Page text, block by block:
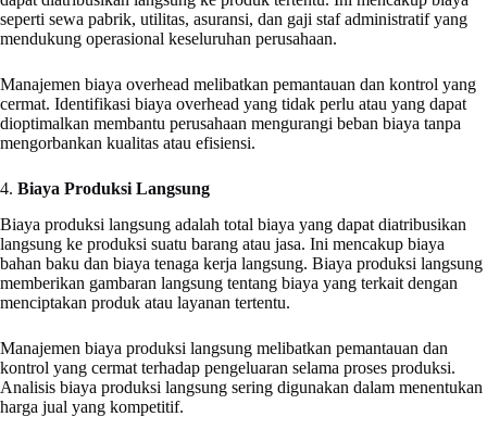
seperti sewa pabrik, utilitas, asuransi, dan gaji staf administratif yang
mendukung operasional keseluruhan perusahaan.
Manajemen biaya overhead melibatkan pemantauan dan kontrol yang
cermat. Identifikasi biaya overhead yang tidak perlu atau yang dapat
dioptimalkan membantu perusahaan mengurangi beban biaya tanpa
mengorbankan kualitas atau efisiensi.
4. Biaya Produksi Langsung
Biaya produksi langsung adalah total biaya yang dapat diatribusikan
langsung ke produksi suatu barang atau jasa. Ini mencakup biaya
bahan baku dan biaya tenaga kerja langsung. Biaya produksi langsung
memberikan gambaran langsung tentang biaya yang terkait dengan
menciptakan produk atau layanan tertentu.
Manajemen biaya produksi langsung melibatkan pemantauan dan
kontrol yang cermat terhadap pengeluaran selama proses produksi.
Analisis biaya produksi langsung sering digunakan dalam menentukan
harga jual yang kompetitif.